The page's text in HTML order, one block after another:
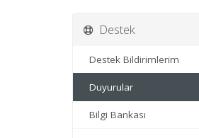
Destek
Destek Bildirimlerim
Duyurular
Bilgi Bankası